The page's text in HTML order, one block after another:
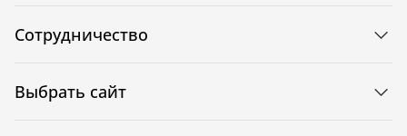
Сотрудничество
Выбрать сайт